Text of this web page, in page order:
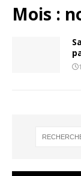
Mois :